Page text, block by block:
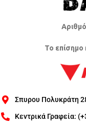
Το επίσημο
Σπυρου Πολυκράτη
Κεντρικά Γραφεία: